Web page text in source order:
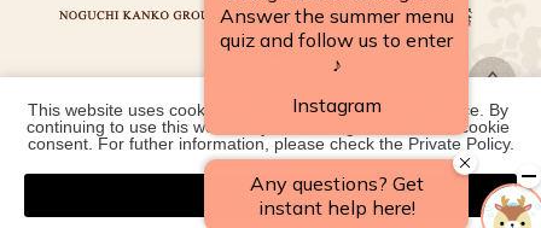
野口観光グループ一覧
2026 層雲峡温泉 朝陽リゾートホテル｜【公式】北海道の温泉宿
野口観光グループ. ALL RIGHTS RESERVED
This website uses cookies to improve your user experience. By
continuing to use this website, you have agreed with our cookie
consent. For futher information, please check the Private Policy.
Agree